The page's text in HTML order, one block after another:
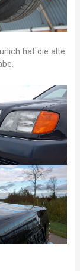
hat die alte